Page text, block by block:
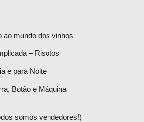
ao mundo dos vinhos
– Risotos
e para Noite
Botão e Máquina
somos vendedores!)